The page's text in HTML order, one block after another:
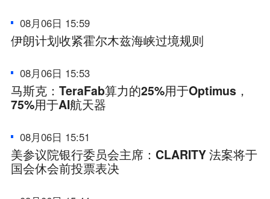
08月06日 15:59
伊朗计划收紧霍尔木兹海峡过境规则
08月06日 15:53
马斯克：TeraFab算力的25%用于Optimus，
75%用于AI航天器
08月06日 15:51
美参议院银行委员会主席：CLARITY 法案将于
国会休会前投票表决